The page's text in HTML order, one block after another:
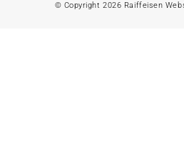
© Copyright 2026 Raiffeisen